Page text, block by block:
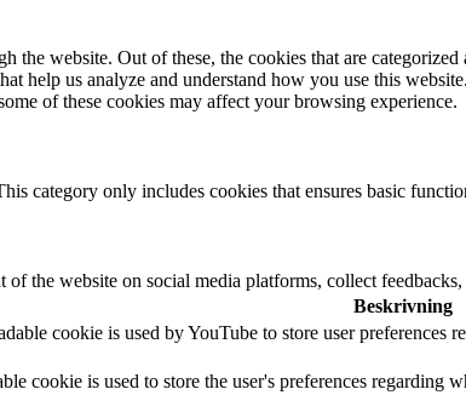
website. Out of these, the cookies that are categorized
help us analyze and understand how you use this
of these cookies may affect your browsing experience.
category only includes cookies that ensures basic
the website on social media platforms, collect
Beskrivning
cookie is used by YouTube to store user
cookie is used to store the user's preferences regarding